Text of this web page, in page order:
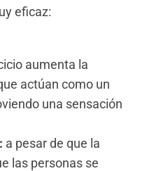
eficaz:
aumenta la
actúan como un
una sensación
a pesar de que la
las personas se